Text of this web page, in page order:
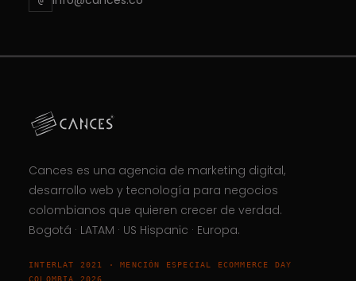
Cances es una agencia de marketing digital,
desarrollo web y tecnología para negocios
colombianos que quieren crecer de verdad.
Bogotá · LATAM · US Hispanic · Europa.
INTERLAT 2021 · MENCIÓN ESPECIAL ECOMMERCE DAY
COLOMBIA 2026